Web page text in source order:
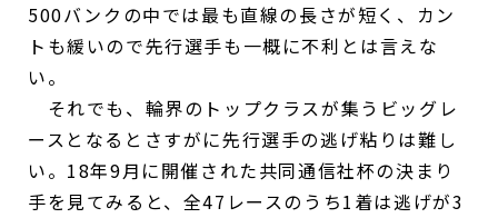
500バンクの中では最も直線の長さが短く、カン
トも緩いので先行選手も一概に不利とは言えな
い。
それでも、輪界のトップクラスが集うビッグレ
ースとなるとさすがに先行選手の逃げ粘りは難し
い。18年9月に開催された共同通信社杯の決まり
手を見てみると、全47レースのうち1着は逃げが3